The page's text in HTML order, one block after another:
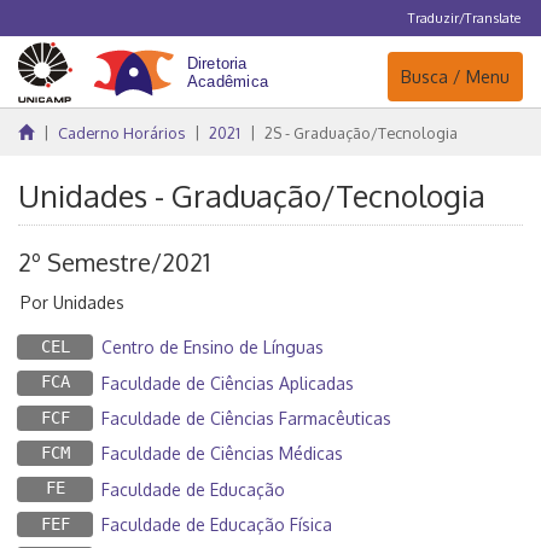
Traduzir/Translate
Navegação
Busca / Menu
Caderno Horários 2021 2S - Graduação/Tecnologia
Unidades - Graduação/Tecnologia
2º Semestre/2021
Por Unidades
CEL Centro de Ensino de Línguas
FCA Faculdade de Ciências Aplicadas
FCF Faculdade de Ciências Farmacêuticas
FCM Faculdade de Ciências Médicas
FE Faculdade de Educação
FEF Faculdade de Educação Física